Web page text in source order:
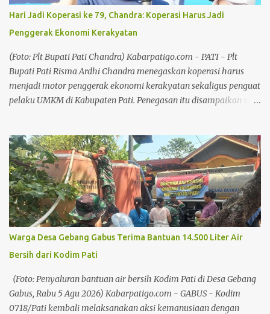
Golkar Kabupaten Pati, Endang Sri Wahyuningati menitipkan
pesan kepada seluruh kader dan pengurus Partai Golkar hingga
tingkat desa agar bekerja lebih maksimal dalam membesarkan
partai. Anggota DPRD Pati tersebut menegaskan, target
peningkatan suara harus menjadi perhatian bersama mengingat
pada pemilu-p...
Hari Jadi Koperasi ke 79, Chandra: Koperasi Harus Jadi
Penggerak Ekonomi Kerakyatan
(Foto: Plt Bupati Pati Chandra) Kabarpatigo.com - PATI - Plt
Bupati Pati Risma Ardhi Chandra menegaskan koperasi harus
menjadi motor penggerak ekonomi kerakyatan sekaligus penguat
pelaku UMKM di Kabupaten Pati. Penegasan itu disampaikan saat
Prabowo Subianto yang menempatkan ketahanan pangan dan
penguatan koperasi sebagai prioritas nasional. Chandra
mengatakan penguatan koperasi menjadi langkah strategis untuk
memperkuat ekonomi masyarakat dari tingkat bawah. Baca juga:
Hari Jadi ke 703 Kabupaten Pati Akan Dimeriahkan Pawai Artis
Baca juga: Pekan Kreasi Pati 2026, Pemkab: Bukan Lapak Liar, Ini
Agenda Resmi Daerah Menurutnya, negara-negara maju mampu
membangun perekonomian yang kokoh karena memiliki
gerakan koperasi yang kuat dan berkelanjutan. "Dengan kegiatan
berkoperasi, ekonomi kerakyatan bisa tumbuh, ekonomi
masyarakat juga bisa berkembang,...
Warga Desa Gebang Gabus Terima Bantuan 14.500 Liter Air
Bersih dari Kodim Pati
(Foto: Penyaluran bantuan air bersih Kodim Pati di Desa Gebang
Gabus, Rabu 5 Agu 2026) Kabarpatigo.com - GABUS - Kodim
0718/Pati kembali melaksanakan aksi kemanusiaan dengan